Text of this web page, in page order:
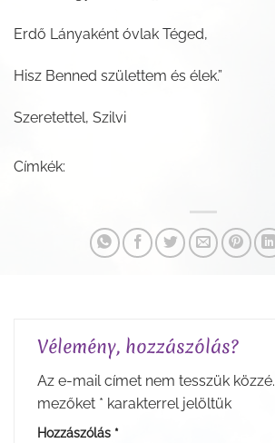
Erdő Lányaként óvlak Téged,
Hisz Benned születtem és élek.”
Szeretettel, Szilvi
Címkék:
Vélemény, hozzászólás?
Az e-mail címet nem tesszük közzé.
mezőket * karakterrel jelöltük
Hozzászólás *